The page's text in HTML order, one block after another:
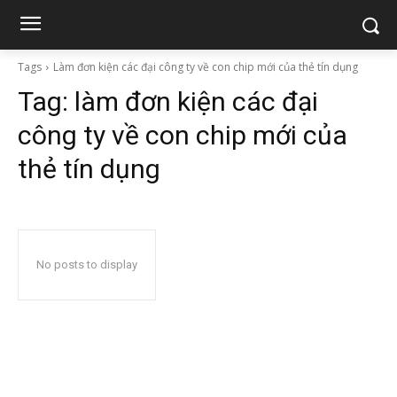
Tags Làm đơn kiện các đại công ty về con chip mới của thẻ tín dụng
Tag: làm đơn kiện các đại
công ty về con chip mới của
thẻ tín dụng
No posts to display